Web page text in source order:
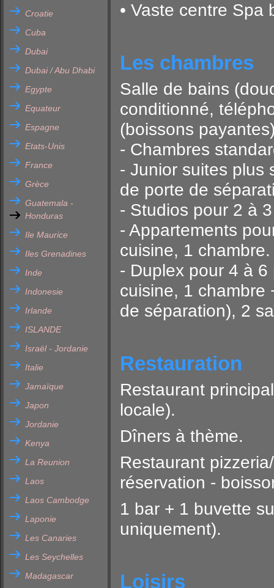
Croatie
Cuba
Dubai
Dubai / Abu Dhabi
Egypte
Equateur
Espagne
Etats-Unis
France
Grèce
Guatemala -
Honduras
Ile Maurice
Iles Grenadines
Inde
Indonesie
Irlande
ISLANDE
Israël - Jordanie
Italie
Jamaïque
Japon
Jordanie
Kenya
La Reunion
Laos
Laos Cambodge
Laponie
Les Canaries
Les Seychelles
Madagascar
• Vaste centre Spa
Les chambres
Salle de bains
conditionné,
(boissons
- Chambres
- Junior suites plus
de porte de
- Studios pour 2 à
- Appartements
cuisine, 1 chambre.
- Duplex pour 4 à
cuisine, 1 chambre
de séparation), 2
Restauration
Restaurant
locale).
Dîners à thème.
Restaurant
réservation -
1 bar + 1 buvette
uniquement).
Loisirs